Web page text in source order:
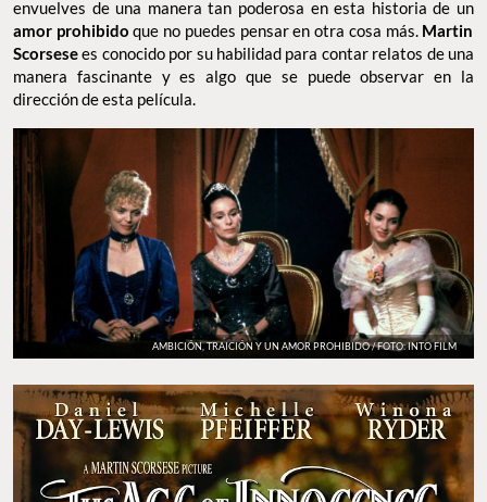
envuelves de una manera tan poderosa en esta historia de un
amor prohibidoque no puedes pensar en otra cosa más. Martin
Scorsesees conocido por su habilidad para contar relatos de una
manera fascinante y es algo que se puede observar en la
dirección de esta película.
AMBICIÓN, TRAICIÓN Y UN AMOR PROHIBIDO / FOTO: INTO FILM